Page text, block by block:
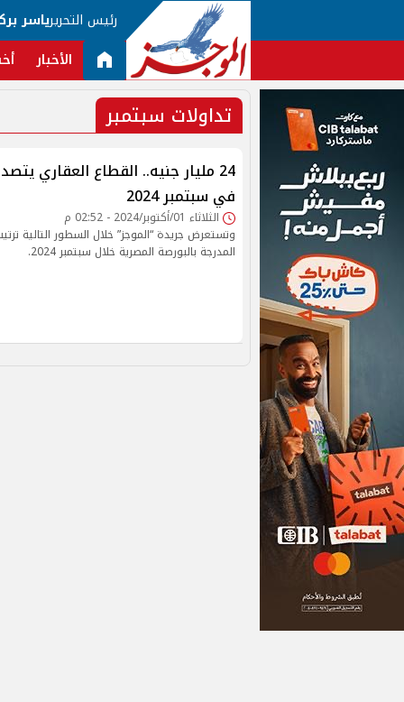
رئيس التحريرياسر
الأخبار
تداولات سبتمبر
24 مليار جنيه.. القطاع العقاري
في سبتمبر 2024
الثلاثاء 01/أكتوبر/2024 - 02:52 م
وتستعرض جريدة “الموجز” خلال السطور التالية
المدرجة بالبورصة المصرية خلال سبتمبر 2024.